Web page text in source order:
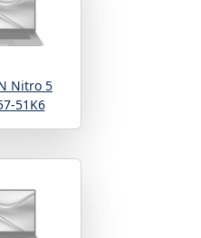
Nitro 5
51K6